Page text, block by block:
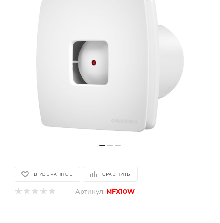
В ИЗБРАННОЕ СРАВНИТЬ
Артикул: MFX10W